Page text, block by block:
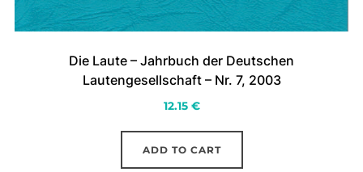
Die Laute – Jahrbuch der Deutschen
Lautengesellschaft – Nr. 7, 2003
12.15 €
ADD TO CART